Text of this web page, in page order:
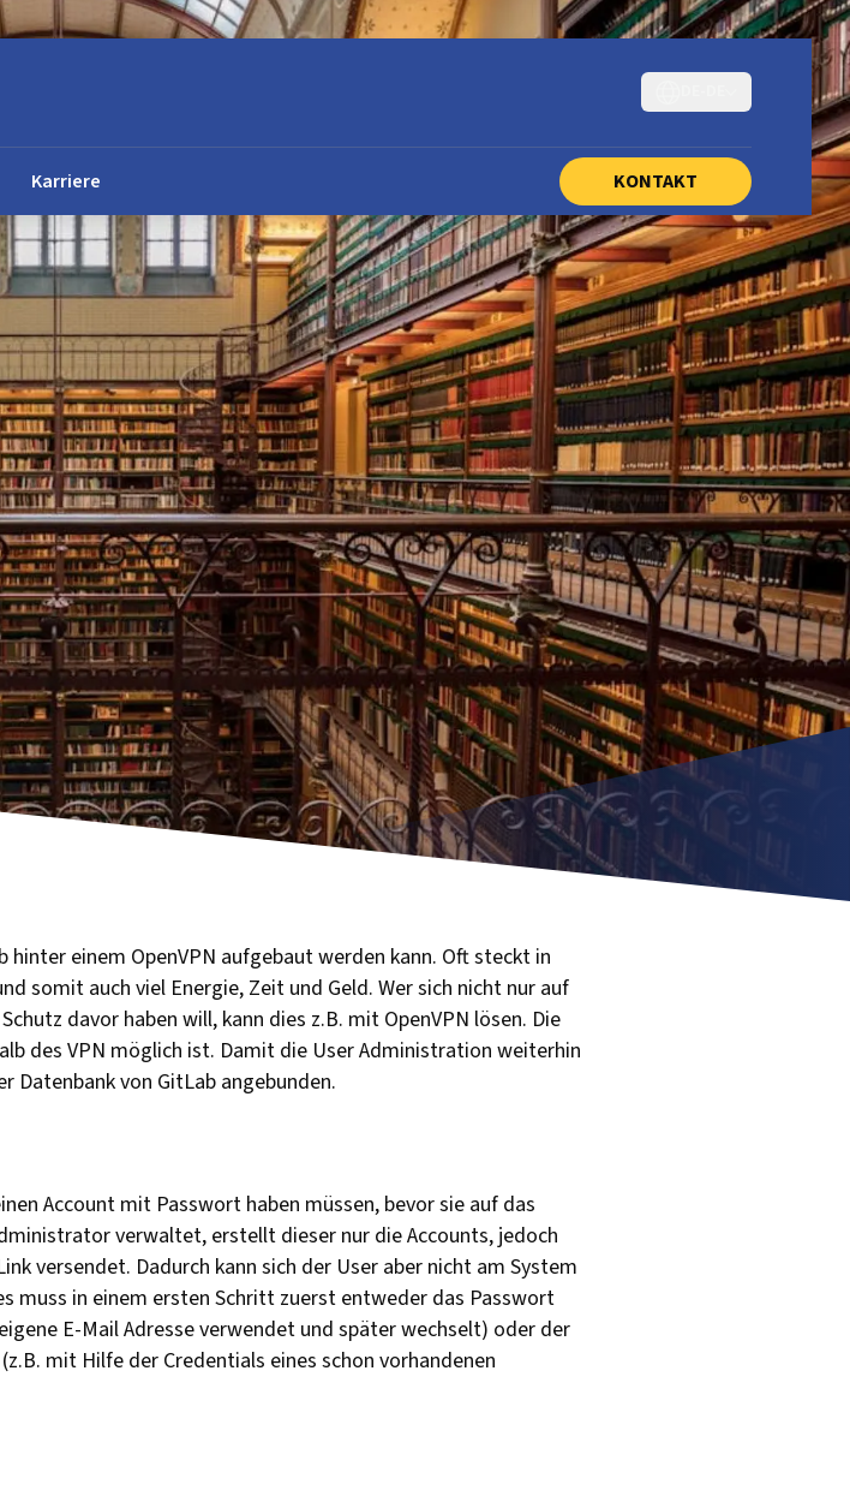
Karriere KONTAKT
einem OpenVPN aufgebaut werden kann. Oft steckt in
somit auch viel Energie, Zeit und Geld. Wer sich nicht nur auf
davor haben will, kann dies z.B. mit OpenVPN lösen. Die
des VPN möglich ist. Damit die User Administration weiterhin
Datenbank von GitLab angebunden.
Account mit Passwort haben müssen, bevor sie auf das
verwaltet, erstellt dieser nur die Accounts, jedoch
versendet. Dadurch kann sich der User aber nicht am System
muss in einem ersten Schritt zuerst entweder das Passwort
E-Mail Adresse verwendet und später wechselt) oder der
mit Hilfe der Credentials eines schon vorhandenen